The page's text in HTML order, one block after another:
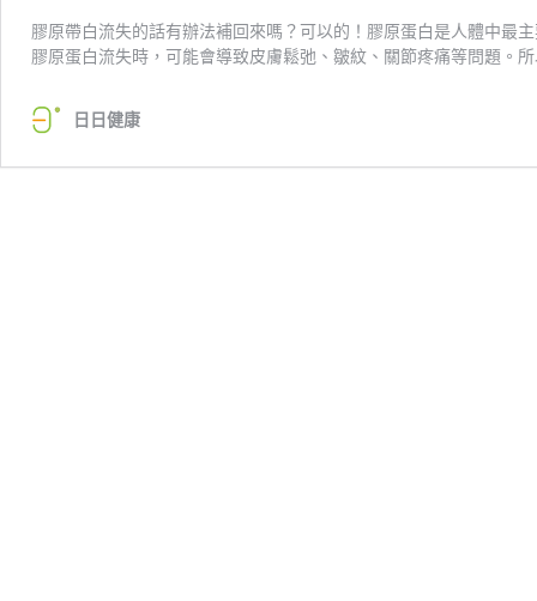
膠原帶白流失的話有辦法補回來嗎？可以的！膠原蛋白是人體中最
膠原蛋白流失時，可能會導致皮膚鬆弛、皺紋、關節疼痛等問題。
日日健康